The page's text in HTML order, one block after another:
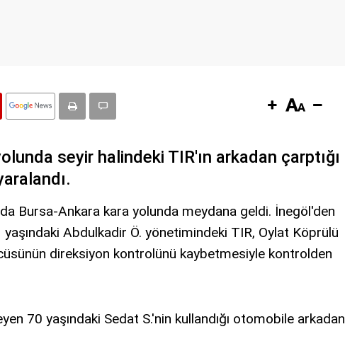
seyir halindeki TIR'ın arkadan çarptığı
Bursa-Ankara kara yolunda meydana geldi. İnegöl'den
Abdulkadir Ö. yönetimindeki TIR, Oylat Köprülü
direksiyon kontrolünü kaybetmesiyle kontrolden
70 yaşındaki Sedat S.'nin kullandığı otomobile arkadan